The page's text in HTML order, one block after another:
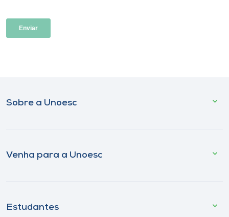
Sobre a Unoesc
Venha para a Unoesc
Estudantes